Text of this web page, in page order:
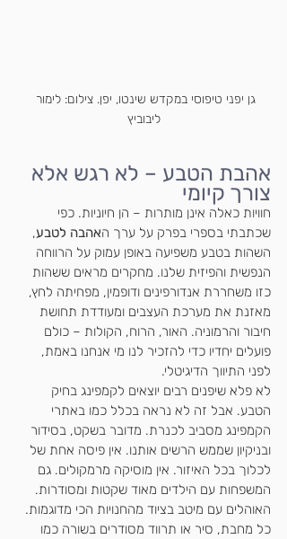
גן יפני טיפוסי במקדש שינטו, יפן. צילום: לימור
ליבוביץ
אהבת הטבע – לא רגש אלא
צורך קיומי
חוויות כאלה אינן מותרות – הן חיוניות. כפי
שכתבתי בספרי בפרק על ערך האהבה לטבע,
השהות בטבע משפיעה באופן עמוק על הרווחה
הנפשית והפיזית שלנו. מחקרים מראים ששהות
כזו משחררת אנדורפינים ודופמין, מפחיתה לחץ,
מאזנת את מערכת העצבים ומעודדת תחושת
חיבור והרמוניה. האור, הרוח, הקולות – כולם
פועלים יחדיו כדי להזכיר לנו מי אנחנו באמת,
לפני התיווך הדיגיטלי.
לא פלא שיפנים רבים יוצאים לקמפינג בחיק
הטבע. אבל זה לא נראה בכלל כמו באתרי
הקמפינג מסביב לכנרת. מדובר בשקט, בסידור
ובניקיון שממש הרשים אותנו. אין פיסה אחת של
לכלוך בכל האיזור. אין מוסיקה מרמקולים. גם
המשפחות עם הילדים מאוד שקטות ומסודרות.
האוהלים עם מיטב בציוד מהחנויות הכי מדוגמות.
כל מחבת, סיר או תרווד מסודרים בשורה כמו